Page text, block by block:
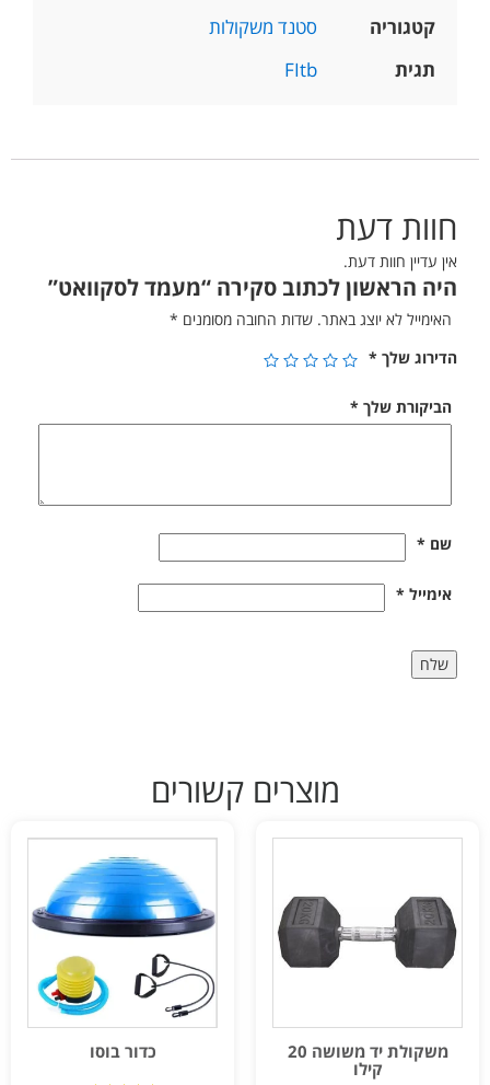
קטגוריה
סטנד משקולות
תגית
FItb
חוות דעת
אין עדיין חוות דעת.
היה הראשון לכתוב סקירה “מעמד לסקוואט”
האימייל לא יוצג באתר. שדות החובה מסומנים *
הדירוג שלך *
הביקורת שלך *
שם *
אימייל *
מוצרים קשורים
משקולת יד משושה 20
קילו
כדור בוסו